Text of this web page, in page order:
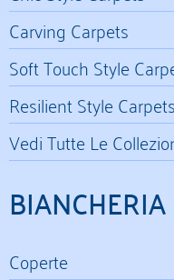
Carving Carpets
Soft Touch Style
Resilient Style Carpets
Vedi Tutte Le
Coperte